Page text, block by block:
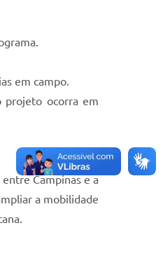
em campo.
projeto ocorra em
Campinas e a
a mobilidade